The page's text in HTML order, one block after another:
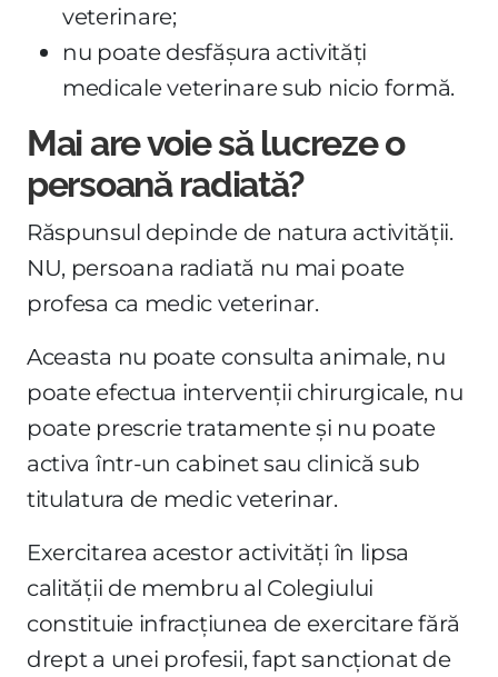
veterinare;
nu poate desfășura activități
medicale veterinare sub nicio formă.
Mai are voie să lucreze o
persoană radiată?
Răspunsul depinde de natura activității.
NU, persoana radiată nu mai poate
profesa ca medic veterinar.
Aceasta nu poate consulta animale, nu
poate efectua intervenții chirurgicale, nu
poate prescrie tratamente și nu poate
activa într-un cabinet sau clinică sub
titulatura de medic veterinar.
Exercitarea acestor activități în lipsa
calității de membru al Colegiului
constituie infracțiunea de exercitare fără
drept a unei profesii, fapt sancționat de